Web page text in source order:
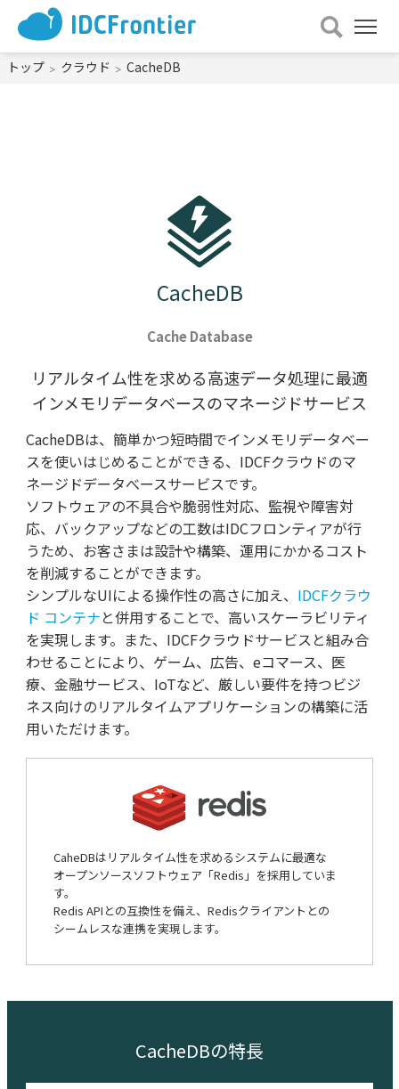
メ
ニュー
トップ クラウド CacheDB
CacheDB
Cache Database
リアルタイム性を求める高速データ処理に最適
インメモリデータベースのマネージドサービス
CacheDBは、簡単かつ短時間でインメモリデータベー
スを使いはじめることができる、IDCFクラウドのマ
ネージドデータべースサービスです。
ソフトウェアの不具合や脆弱性対応、監視や障害対
応、バックアップなどの工数はIDCフロンティアが行
うため、お客さまは設計や構築、運用にかかるコスト
を削減することができます。
シンプルなUIによる操作性の高さに加え、 IDCFクラウ
ド コンテナと併用することで、高いスケーラビリティ
を実現します。また、IDCFクラウドサービスと組み合
わせることにより、ゲーム、広告、eコマース、医
療、金融サービス、IoTなど、厳しい要件を持つビジ
ネス向けのリアルタイムアプリケーションの構築に活
用いただけます。
CaheDBはリアルタイム性を求めるシステムに最適な
オープンソースソフトウェア「Redis」を採用していま
す。
Redis APIとの互換性を備え、Redisクライアントとの
シームレスな連携を実現します。
CacheDBの特長